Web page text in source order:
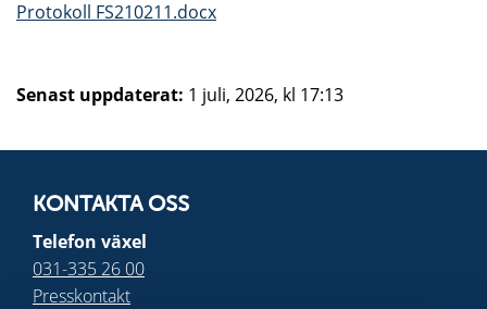
Protokoll FS210211.docx
Senast uppdaterat: 1 juli, 2026, kl 17:13
KONTAKTA OSS
Telefon växel
031-335 26 00
Presskontakt